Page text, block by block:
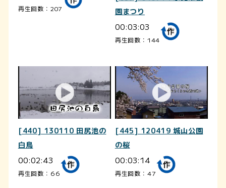
再生回数：207
園まつり
00:03:03
再生回数：144
[440] 130110 田尻池の
白鳥
00:02:43
再生回数：66
[445] 120419 城山公園
の桜
00:03:14
再生回数：47